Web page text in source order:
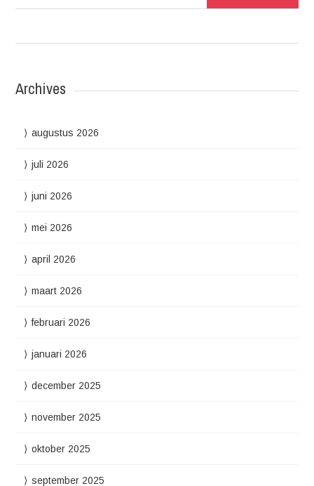
Archives
augustus 2026
juli 2026
juni 2026
mei 2026
april 2026
maart 2026
februari 2026
januari 2026
december 2025
november 2025
oktober 2025
september 2025